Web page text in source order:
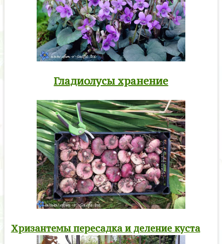
Гладиолусы хранение
Хризантемы пересадка и деление куста